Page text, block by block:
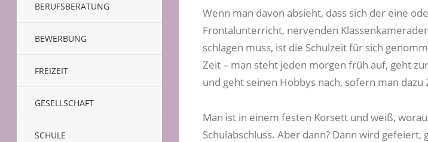
BERUFSBERATUNG
BEWERBUNG
FREIZEIT
GESELLSCHAFT
SCHULE
Wenn man davon absieht, dass sich der eine
Frontalunterricht, nervenden
schlagen muss, ist die Schulzeit für sich
Zeit – man steht jeden morgen früh auf, geht
und geht seinen Hobbys nach, sofern man dazu
Man ist in einem festen Korsett und weiß,
Schulabschluss. Aber dann? Dann wird gefeiert,